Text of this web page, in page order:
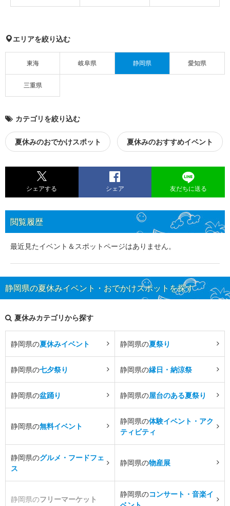
エリアを絞り込む
東海 岐阜県 静岡県 愛知県
三重県
カテゴリを絞り込む
夏休みのおでかけスポット 夏休みのおすすめイベント
シェアする シェア 友だちに送る
閲覧履歴
最近見たイベント＆スポットページはありません。
静岡県の夏休みイベント・おでかけスポットを探す
夏休みカテゴリから探す
静岡県の夏休みイベント 静岡県の夏祭り
静岡県の七夕祭り 静岡県の縁日・納涼祭
静岡県の盆踊り 静岡県の屋台のある夏祭り
静岡県の無料イベント
静岡県の体験イベント・アク
ティビティ
静岡県のグルメ・フードフェ
ス
静岡県の物産展
静岡県のフリーマーケット
静岡県のコンサート・音楽イ